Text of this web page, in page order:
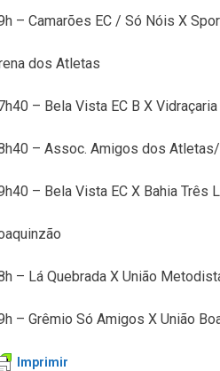
– Camarões EC / Só Nóis X
dos Atletas
– Bela Vista EC B X
– Assoc. Amigos dos Atletas/
– Bela Vista EC X Bahia Três
– Lá Quebrada X União
– Grêmio Só Amigos X União
Imprimir